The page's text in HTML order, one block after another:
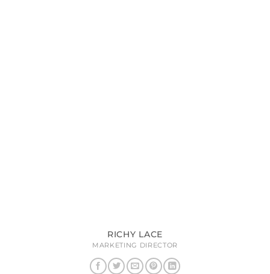
RICHY LACE
MARKETING DIRECTOR